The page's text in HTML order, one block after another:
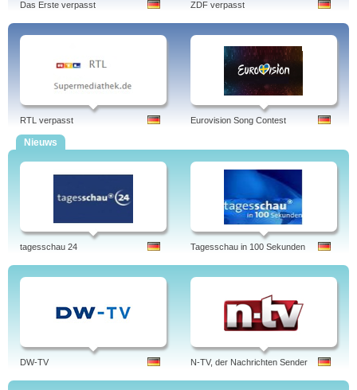
Das Erste verpasst ZDF verpasst
RTL verpasst Eurovision Song Contest
Nieuws
tagesschau 24 Tagesschau in 100 Sekunden
DW-TV N-TV, der Nachrichten Sender